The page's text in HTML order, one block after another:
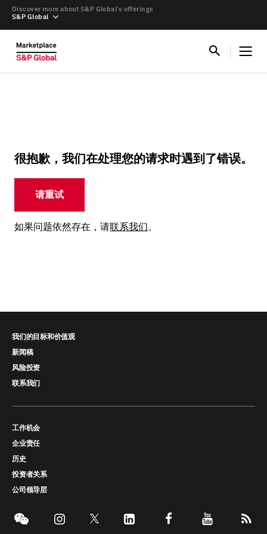
S&P Global
Discover more about S&P Global’s offerings
很抱歉，我们在处理您的请求时遇到了错误。
请重试
如果问题依然存在，请联系我们。
我们的目标和价值观
新闻稿
风险投资
联系我们
工作机会
企业责任
历史
投资者关系
公司领导层